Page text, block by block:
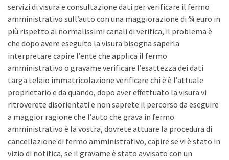
servizi di visura e consultazione dati per verificare il fermo
amministrativo sull’auto con una maggiorazione di ¾ euro in
più rispetto ai normalissimi canali di verifica, il problema è
che dopo avere eseguito la visura bisogna saperla
interpretare capire l’ente che applica il fermo
amministrativo o gravame verificare l’esattezza dei dati
targa telaio immatricolazione verificare chi è è l’attuale
proprietario e da quando, dopo aver effettuato la visura vi
ritroverete disorientati e non saprete il percorso da eseguire
a maggior ragione che l’auto che grava in fermo
amministrativo è la vostra, dovrete attuare la procedura di
cancellazione di fermo amministrativo, capire se vi è stato in
vizio di notifica, se il gravame è stato avvisato con un